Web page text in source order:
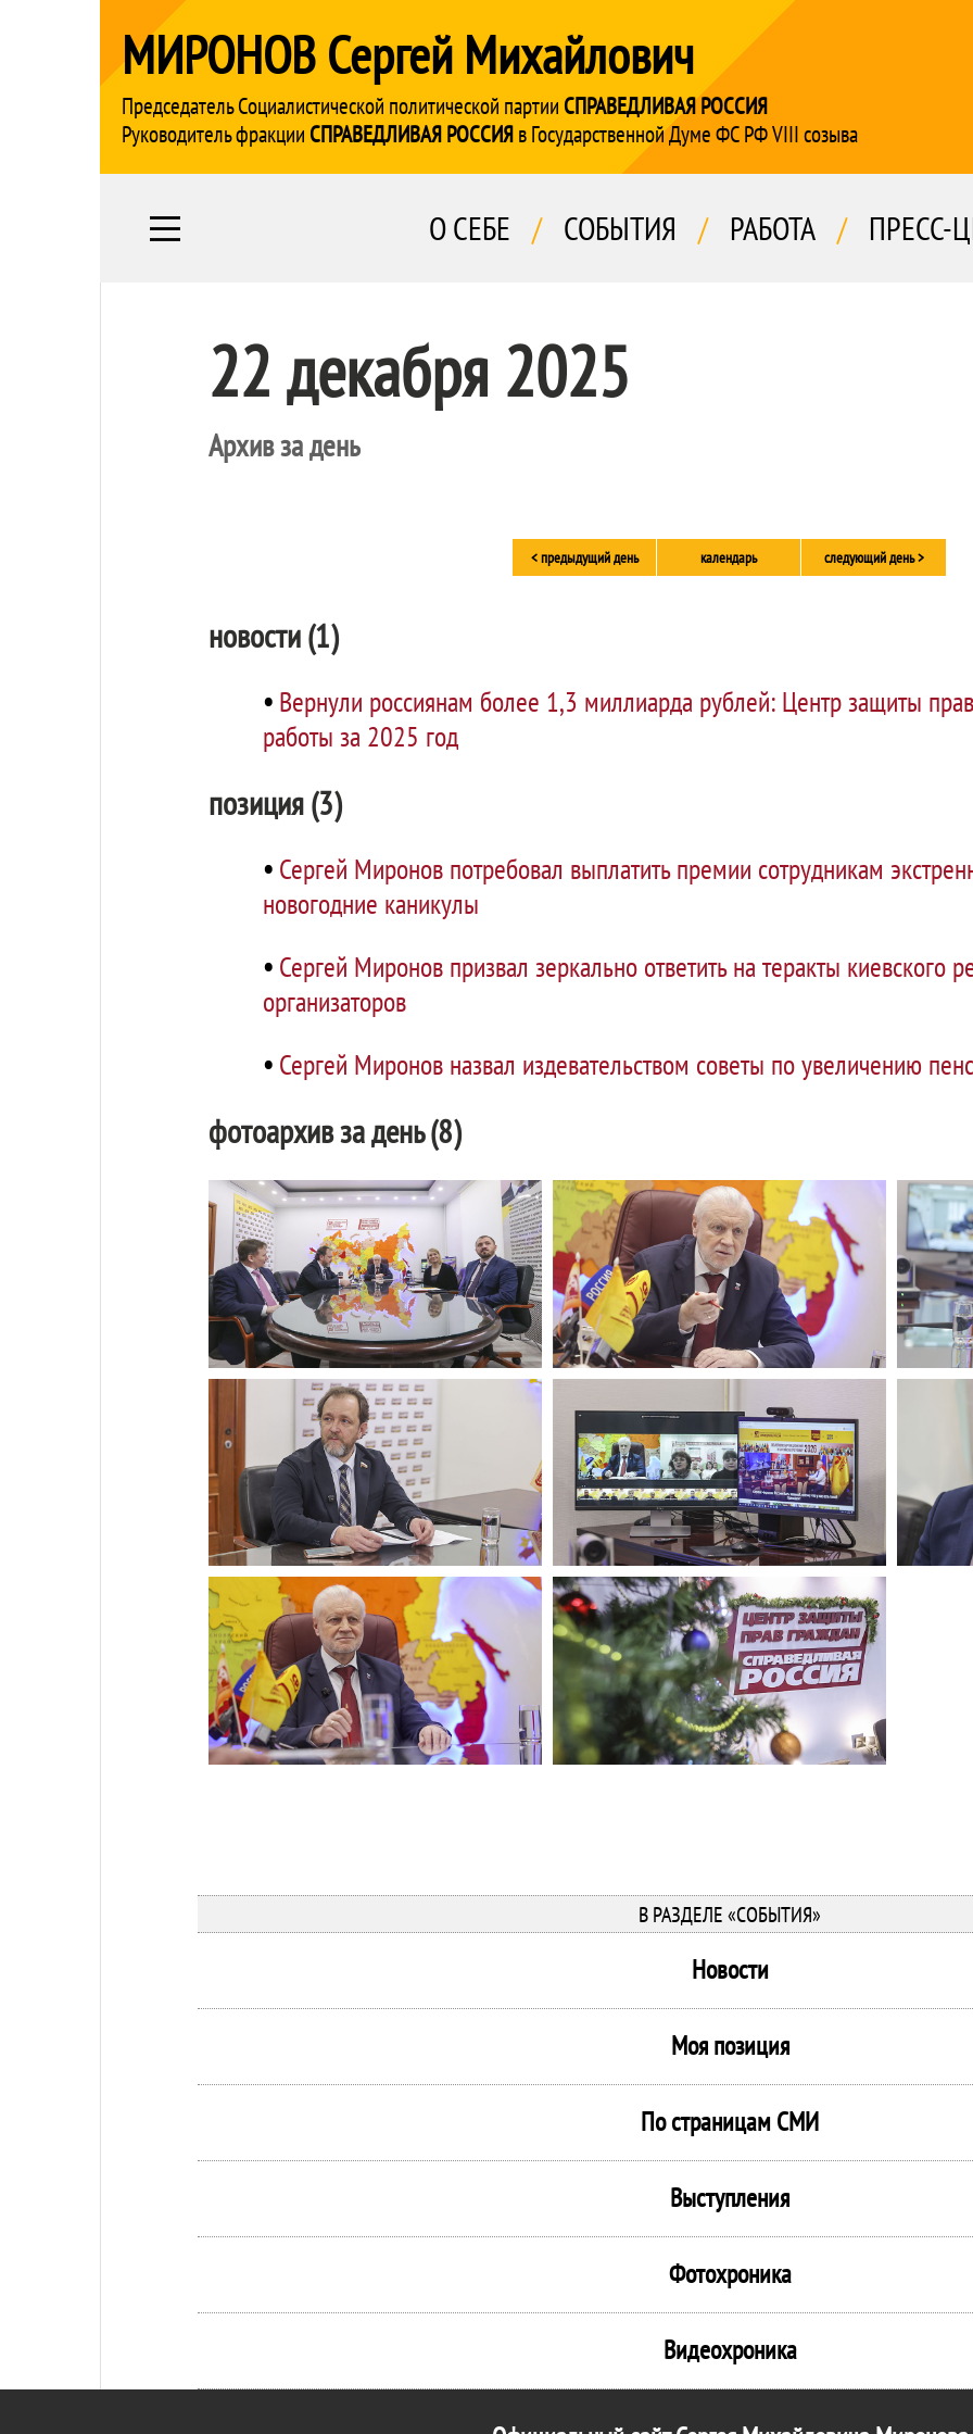
МИРОНОВ Сергей Михайлович
Председатель Социалистической политической партии СПРАВЕДЛИВАЯ РОССИЯ
Руководитель фракции СПРАВЕДЛИВАЯ РОССИЯв Государственной Думе ФС РФ VIII созыва
О СЕБЕ / СОБЫТИЯ / РАБОТА / ПРЕСС-
22 декабря 2025
Архив за день
< предыдущий день календарь следующий день >
новости (1)
• Вернули россиянам более 1,3 миллиарда рублей: Центр защиты
работы за 2025 год
позиция (3)
• Сергей Миронов потребовал выплатить премии сотрудникам
новогодние каникулы
• Сергей Миронов призвал зеркально ответить на теракты киевского
организаторов
• Сергей Миронов назвал издевательством советы по увеличению
фотоархив за день (8)
В РАЗДЕЛЕ «СОБЫТИЯ»
Новости
Моя позиция
По страницам СМИ
Выступления
Фотохроника
Видеохроника